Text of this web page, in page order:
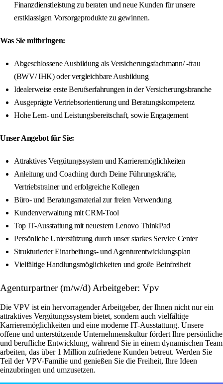
Finanzdienstleistung zu beraten und neue Kunden für unsere
erstklassigen Vorsorgeprodukte zu gewinnen.
Was Sie mitbringen:
Abgeschlossene Ausbildung als Versicherungsfachmann/ -frau
(BWV/ IHK) oder vergleichbare Ausbildung
Idealerweise erste Berufserfahrungen in der Versicherungsbranche
Ausgeprägte Vertriebsorientierung und Beratungskompetenz
Hohe Lern- und Leistungsbereitschaft, sowie Engagement
Unser Angebot für Sie:
Attraktives Vergütungssystem und Karrieremöglichkeiten
Anleitung und Coaching durch Deine Führungskräfte,
Vertriebstrainer und erfolgreiche Kollegen
Büro- und Beratungsmaterial zur freien Verwendung
Kundenverwaltung mit CRM-Tool
Top IT-Ausstattung mit neuestem Lenovo ThinkPad
Persönliche Unterstützung durch unser starkes Service Center
Strukturierter Einarbeitungs- und Agenturentwicklungsplan
Vielfältige Handlungsmöglichkeiten und große Beinfreiheit
Agenturpartner (m/w/d) Arbeitgeber: Vpv
Die VPV ist ein hervorragender Arbeitgeber, der Ihnen nicht nur ein
attraktives Vergütungssystem bietet, sondern auch vielfältige
Karrieremöglichkeiten und eine moderne IT-Ausstattung. Unsere
offene und unterstützende Unternehmenskultur fördert Ihre persönliche
und berufliche Entwicklung, während Sie in einem dynamischen Team
arbeiten, das über 1 Million zufriedene Kunden betreut. Werden Sie
Teil der VPV-Familie und genießen Sie die Freiheit, Ihre Ideen
einzubringen und umzusetzen.